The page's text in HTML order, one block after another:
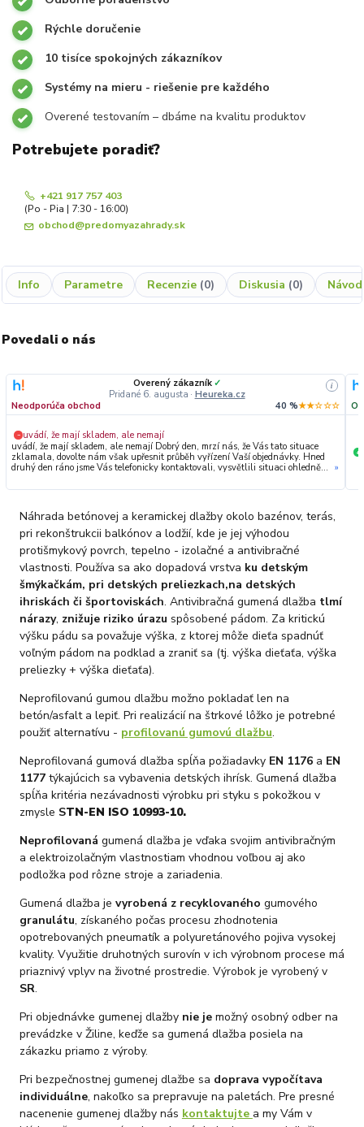
Rýchle doručenie
10 tisíce spokojných zákazníkov
Systémy na mieru - riešenie pre každého
Overené testovaním – dbáme na kvalitu produktov
Potrebujete poradiť?
+421 917 757 403
(Po - Pia | 7:30 - 16:00)
obchod@predomyazahrady.sk
Info Parametre Recenzie 0 Diskusia 0
Povedali o nás
Overený zákazník ✓
Pridané 6. augusta · Heureka.cz
i
Neodporúča obchod 40 %★★☆☆☆
− uvádí, že mají skladem, ale nemají
uvádí, že mají skladem, ale nemají Dobrý den, mrzí nás, že Vás tato situace
zklamala, dovolte nám však upřesnit průběh vyřízení Vaší objednávky. Hned
druhý den ráno jsme Vás telefonicky kontaktovali, vysvětlili situaci ohledně
dodavatele. Jelikož zboží nebylo k dispozici ani u něj, museli jsme objednávku
Zakládáme si na férovém a rychlém jednání. O to více nás mrzí, že i přes naši
okamžitou reakci, osobní telefonát a maximální snahu náš obchod
nedoporučujete. Věříme, že nám v budoucnu dáte příležitost přesvědčit Vás o
»
+
Náhrada betónovej a keramickej dlažby okolo bazénov, terás,
pri rekonštrukcii balkónov a lodžií, kde je jej výhodou
protišmykový povrch, tepelno - izolačné a antivibračné
vlastnosti. Používa sa ako dopadová vrstva ku detským
šmýkačkám, pri detských preliezkach,na detských
ihriskách či športoviskách. Antivibračná gumená dlažba tlmí
nárazy, znižuje riziko úrazu spôsobené pádom. Za kritickú
výšku pádu sa považuje výška, z ktorej môže dieťa spadnúť
voľným pádom na podklad a zraniť sa (tj. výška dieťaťa, výška
preliezky + výška dieťaťa).
Neprofilovanú gumou dlažbu možno pokladať len na
betón/asfalt a lepiť. Pri realizácií na štrkové lôžko je potrebné
použiť alternatívu - profilovanú gumovú dlažbu.
Neprofilovaná gumová dlažba spĺňa požiadavky EN 1176a EN
1177týkajúcich sa vybavenia detských ihrísk. Gumená dlažba
spĺňa kritéria nezávadnosti výrobku pri styku s pokožkou v
zmysle STN-EN ISO 10993-10.
Neprofilovaná gumená dlažba je vďaka svojim antivibračným
a elektroizolačným vlastnostiam vhodnou voľbou aj ako
podložka pod rôzne stroje a zariadenia.
Gumená dlažba je vyrobená z recyklovaného gumového
granulátu, získaného počas procesu zhodnotenia
opotrebovaných pneumatík a polyuretánového pojiva vysokej
kvality. Využitie druhotných surovín v ich výrobnom procese má
priaznivý vplyv na životné prostredie. Výrobok je vyrobený v
SR.
Pri objednávke gumenej dlažby nie jemožný osobný odber na
prevádzke v Žiline, keďže sa gumená dlažba posiela na
zákazku priamo z výroby.
Pri bezpečnostnej gumenej dlažbe sa doprava vypočítava
individuálne, nakoľko sa prepravuje na paletách. Pre presné
nacenenie gumenej dlažby nás kontaktujte a my Vám v